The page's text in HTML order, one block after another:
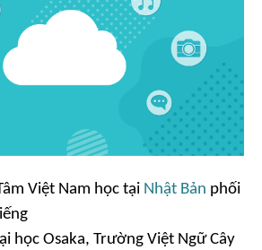
Việt Nam học tại Nhật Bản phối
học Osaka, Trường Việt Ngữ Cây